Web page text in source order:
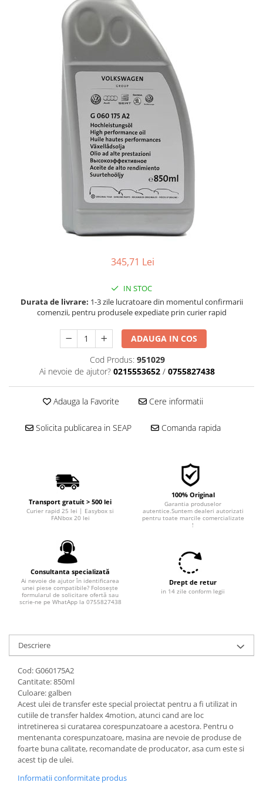
Accesorii spalare si uscare
Intretinere motor
Curatare generala
Restaurare faruri
Spalare si detailing rapid
Decontaminare vopsea
Intretinere vopsea
Recipiente si pulverizatoare
■ Accesorii filtre
■ Filtre habitaclu
■ Filtre hidraulice
■ Filtre uscator
■ Filtre agent racire
Filtre
Accesorii filtre
Filtre ulei
Filtre aer
Filtre habitaclu
Filtre uscator
Filtre hidraulice
Filtre epurator
Sistem franare
Discuri frana
Saboti frana
Senzori uzura placute
Tamburi frana
Cablu frana de mana
Suport etrier
Electrice
Bujii incandescente
Distributie
Kit distributie
345,71 Lei
IN STOC
Durata de livrare: 1-3 zile lucratoare din momentul confirmarii
comenzii, pentru produsele expediate prin curier rapid
ADAUGA IN COS
Cod Produs: 951029
Ai nevoie de ajutor? 0215553652 / 0755827438
Adauga la Favorite Cere informatii
Solicita publicarea in SEAP Comanda rapida
Transport gratuit > 500 lei
Curier rapid 25 lei | Easybox si
FANbox 20 lei
100% Original
Garantia produselor
autentice.Suntem dealeri autorizati
pentru toate marcile comercializate
!
Consultanta specializată
Ai nevoie de ajutor în identificarea
unei piese compatibile? Folosește
formularul de solicitare ofertă sau
scrie-ne pe WhatApp la 0755827438
Drept de retur
in 14 zile conform legii
Descriere
Cod: G060175A2
Cantitate: 850ml
Culoare: galben
Acest ulei de transfer este special proiectat pentru a fi utilizat in
cutiile de transfer haldex 4motion, atunci cand are loc
intretinerea si curatarea corespunzatoare a acestora. Pentru o
mentenanta corespunzatoare, masina are nevoie de produse de
foarte buna calitate, recomandate de producator, asa cum este si
acest tip de ulei.
Informatii conformitate produs